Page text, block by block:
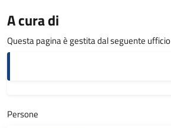
A cura di
Questa pagina è gestita dal seguente ufficio
Persone